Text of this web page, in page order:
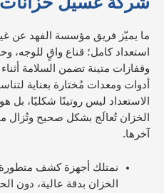
ما يميّز فريق مؤسسة الفهد عن
استعداد كامل؛ قناع واقٍ
وقفازات متينة تضمن السلامة
أدوات ومعدات مُختارة بعناية
الاستعداد ليس روتينًا شكليًا،
الخزان تُعالَج بشكل صحيح وتُزال
آخرها.
نمتلك أجهزة كشف
الخزان بدقة عالية، دون